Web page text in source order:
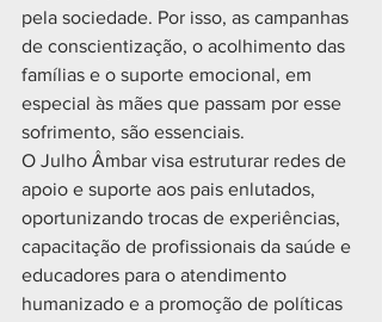
pela sociedade. Por isso, as campanhas
de conscientização, o acolhimento das
famílias e o suporte emocional, em
especial às mães que passam por esse
sofrimento, são essenciais.
O Julho Âmbar visa estruturar redes de
apoio e suporte aos pais enlutados,
oportunizando trocas de experiências,
capacitação de profissionais da saúde e
educadores para o atendimento
humanizado e a promoção de políticas